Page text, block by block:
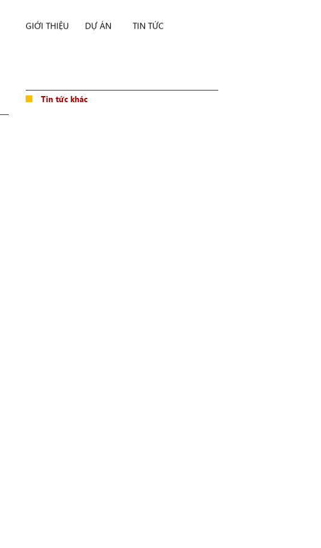
GIỚI THIỆU DỰ ÁN TIN TỨC
Tin tức khác